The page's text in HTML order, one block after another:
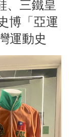
、三鐵皇
博「亞運
運動史